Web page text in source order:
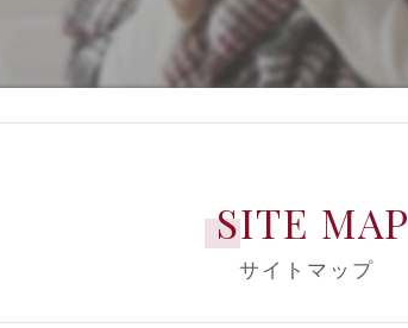
サイトマップ
SITE MAP